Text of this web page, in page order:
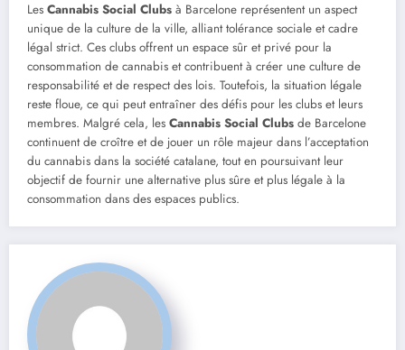
Les Cannabis Social Clubs à Barcelone représentent un aspect
unique de la culture de la ville, alliant tolérance sociale et cadre
légal strict. Ces clubs offrent un espace sûr et privé pour la
consommation de cannabis et contribuent à créer une culture de
responsabilité et de respect des lois. Toutefois, la situation légale
reste floue, ce qui peut entraîner des défis pour les clubs et leurs
membres. Malgré cela, les Cannabis Social Clubs de Barcelone
continuent de croître et de jouer un rôle majeur dans l’acceptation
du cannabis dans la société catalane, tout en poursuivant leur
objectif de fournir une alternative plus sûre et plus légale à la
consommation dans des espaces publics.